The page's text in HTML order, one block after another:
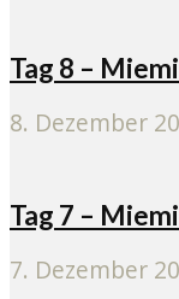
Tag 8 –
8. Dezember
Tag 7 –
7. Dezember